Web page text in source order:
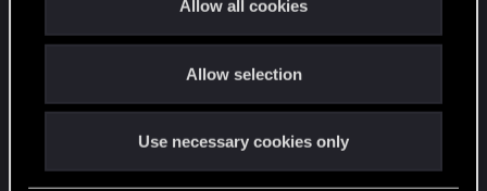
Allow all cookies
Allow selection
Use necessary cookies only
＊クリックで拡大
プロフィール画面ではアバターをはじめとする、そ